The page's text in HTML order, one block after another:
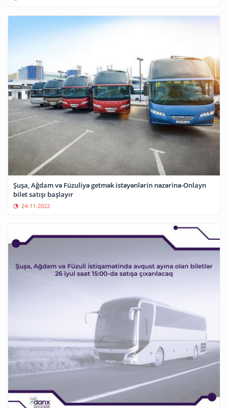
Şuşa, Ağdam və Füzuliyə getmək istəyənlərin nəzərinə-Onlayn
bilet satışı başlayır
24-11-2022